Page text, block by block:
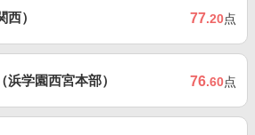
） 77.20点
学園西宮本部） 76.60点